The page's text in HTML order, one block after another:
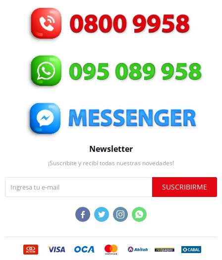
Newsletter
¡Suscribite y recibí todas nuestras novedades!
SUSCRIBIRME
   